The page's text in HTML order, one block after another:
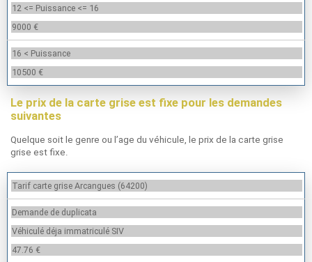
12 <= Puissance <= 16
9000 €
16 < Puissance
10500 €
Le prix de la carte grise est fixe pour les demandes
suivantes
Quelque soit le genre ou l’age du véhicule, le prix de la carte grise
grise est fixe.
Tarif carte grise Arcangues (64200)
Demande de duplicata
Véhiculé déja immatriculé SIV
47.76 €